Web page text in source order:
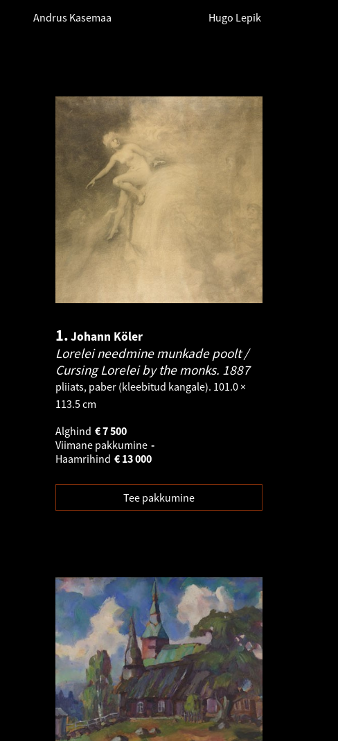
Andrus Kasemaa
Hugo Lepik
1.Johann Köler
Lorelei needmine munkade poolt /
Cursing Lorelei by the monks. 1887
pliiats, paber (kleebitud kangale). 101.0 ×
113.5 cm
Alghind
7 500
€
Viimane pakkumine -
Haamrihind
13 000
€
Tee pakkumine